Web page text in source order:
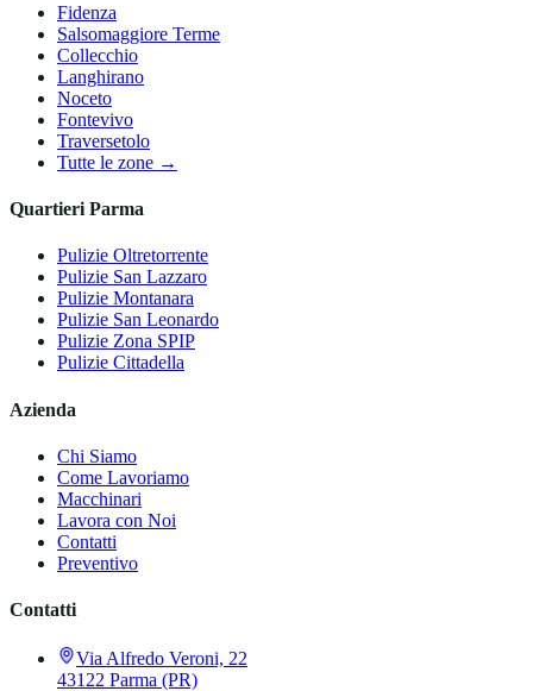
Fidenza
Salsomaggiore Terme
Collecchio
Langhirano
Noceto
Fontevivo
Traversetolo
Tutte le zone →
Quartieri Parma
Pulizie Oltretorrente
Pulizie San Lazzaro
Pulizie Montanara
Pulizie San Leonardo
Pulizie Zona SPIP
Pulizie Cittadella
Azienda
Chi Siamo
Come Lavoriamo
Macchinari
Lavora con Noi
Contatti
Preventivo
Contatti
Via Alfredo Veroni, 22
43122 Parma (PR)